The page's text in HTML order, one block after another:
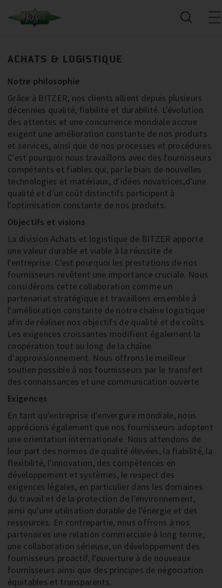
ACHATS & LOGISTIQUE
Notre philosophie
Grâce à BITZER, nos clients allient depuis plusieurs
décennies qualité, fiabilité et durabilité. L'évolution
des attentes et une concurrence mondiale accrue
exigent une amélioration constante de nos produits
et services, ainsi que de nos processes et procédures.
C'est pourquoi nous travaillons avec des fournisseurs
compétents et fiables qui, par le biais de nouvelles
technologies et matériaux, d'idées novatrices,d'une
qualité et d'un coût distinctifs participent à
l'optimisation constante de nos produits.
Objectifs et visions
La division Achats et logistique de BITZER apporte
une valeur durable et viable à la réussite de
l'entreprise. C'est pourquoi les prestations de nos
fournisseurs revêtent une importance cruciale. Nous
considérons cette collaboration comme un
partenariat stratégique et travaillons ensemble à
l'amélioration constante de notre chaîne logistique
afin de réaliser nos objectifs de qualité et de coûts.
Les exigences croissantes modifient également la
coopération tout au long de la chaîne
d'approvisionnement. Nous offrons le meilleur
soutien possible à nos fournisseurs par le transfert
des connaissances et une communication ouverte.
Exigences
En tant qu'entreprise d'envergure mondiale, nous
apprécions également que nos fournisseurs adoptent
une orientation internationale. Nous attendons de
leur part des normes de qualité élevées, la fiabilité, la
flexibilité, l'innovation, des compétences en
développement et systèmes, le respect des
exigences légales, en particulier dans les domaines
du travail et de la protection de l'environnement,
ainsi qu'une utilisation durable de l'énergie et des
ressources. En contrepartie, nous offrons à nos
partenaires une relation commerciale à long terme,
une collaboration sérieuse, un développement des
fournisseurs proactif, l'ouverture à de nouveaux
fournisseurs ainsi que des principes de négociation
équitables et transparents.